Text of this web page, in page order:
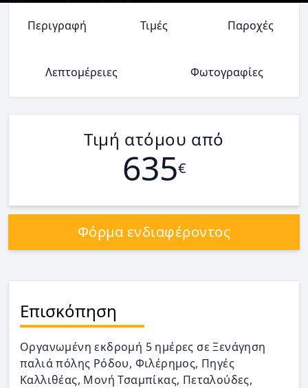
Περιγραφή Τιμές Παροχές
Λεπτομέρειες Φωτογραφίες
Τιμή ατόμου από
635€
Φόρμα ενδιαφέροντος
Επισκόπηση
Οργανωμένη εκδρομή 5 ημέρες σε Ξενάγηση
παλιά πόλης Ρόδου, Φιλέρημος, Πηγές
Καλλιθέας, Μονή Τσαμπίκας, Πεταλούδες,